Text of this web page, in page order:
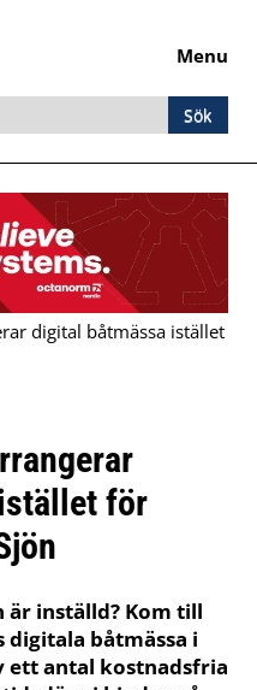
Menu
digital båtmässa istället
för
är inställd? Kom till
digitala båtmässa i
ett antal kostnadsfria